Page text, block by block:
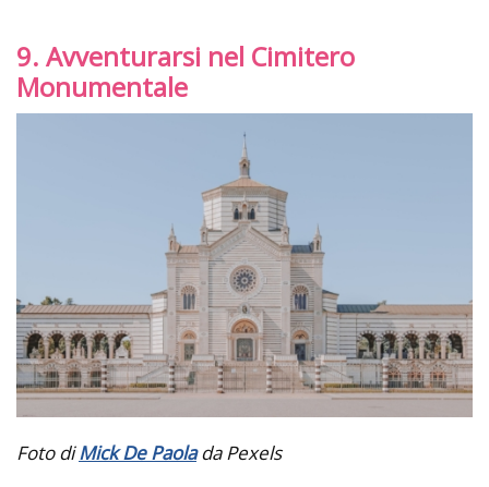
9. Avventurarsi nel Cimitero
Monumentale
Foto diMick De Paola da Pexels